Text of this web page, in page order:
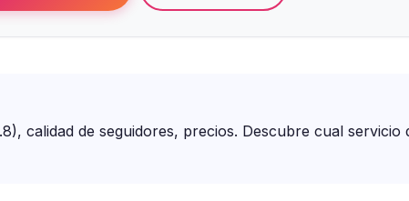
calidad de seguidores, precios. Descubre cual servicio